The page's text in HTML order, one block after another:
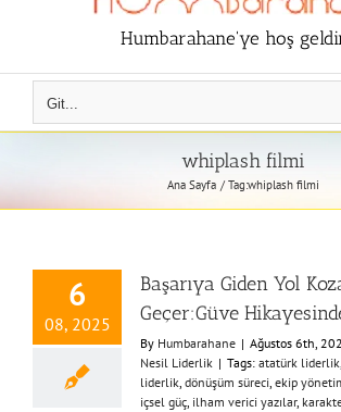
Humbarahane'ye hoş
Git...
whiplash filmi
Ana Sayfa Tag:whiplash filmi
6
08, 2025
Başarıya Giden Yol
Geçer:Güve
By Humbarahane | Ağustos 6th,
Nesil Liderlik | Tags: atatürk liderlik,
liderlik, dönüşüm süreci, ekip
içsel güç, ilham verici yazılar,